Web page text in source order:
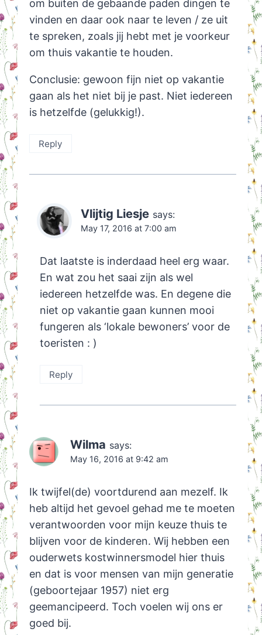
om buiten de gebaande paden dingen te
vinden en daar ook naar te leven / ze uit
te spreken, zoals jij hebt met je voorkeur
om thuis vakantie te houden.
Conclusie: gewoon fijn niet op vakantie
gaan als het niet bij je past. Niet iedereen
is hetzelfde (gelukkig!).
Reply
Vlijtig Liesje says:
May 17, 2016 at 7:00 am
Dat laatste is inderdaad heel erg waar.
En wat zou het saai zijn als wel
iedereen hetzelfde was. En degene die
niet op vakantie gaan kunnen mooi
fungeren als ‘lokale bewoners’ voor de
toeristen : )
Reply
Wilma says:
May 16, 2016 at 9:42 am
Ik twijfel(de) voortdurend aan mezelf. Ik
heb altijd het gevoel gehad me te moeten
verantwoorden voor mijn keuze thuis te
blijven voor de kinderen. Wij hebben een
ouderwets kostwinnersmodel hier thuis
en dat is voor mensen van mijn generatie
(geboortejaar 1957) niet erg
geemancipeerd. Toch voelen wij ons er
goed bij.